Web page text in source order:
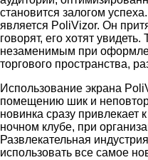
становится залогом
является PoliVizor. Он
говорят, его хотят
незаменимым при
торгового пространства,
Использование экрана
помещению шик и
новинка сразу
ночном клубе, при
Развлекательная
использовать все самое